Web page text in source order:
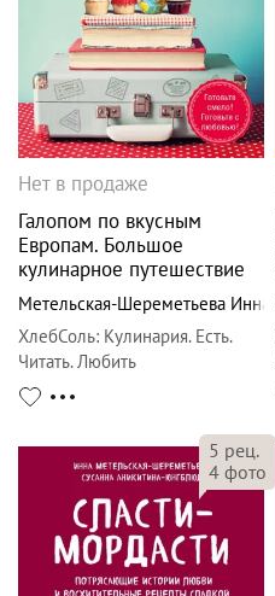
Нет в продаже
Галопом по вкусным
Европам. Большое
кулинарное путешествие
Метельская-Шереметьева Инна
ХлебСоль: Кулинария. Есть.
Читать. Любить
5 рец.
4 фото